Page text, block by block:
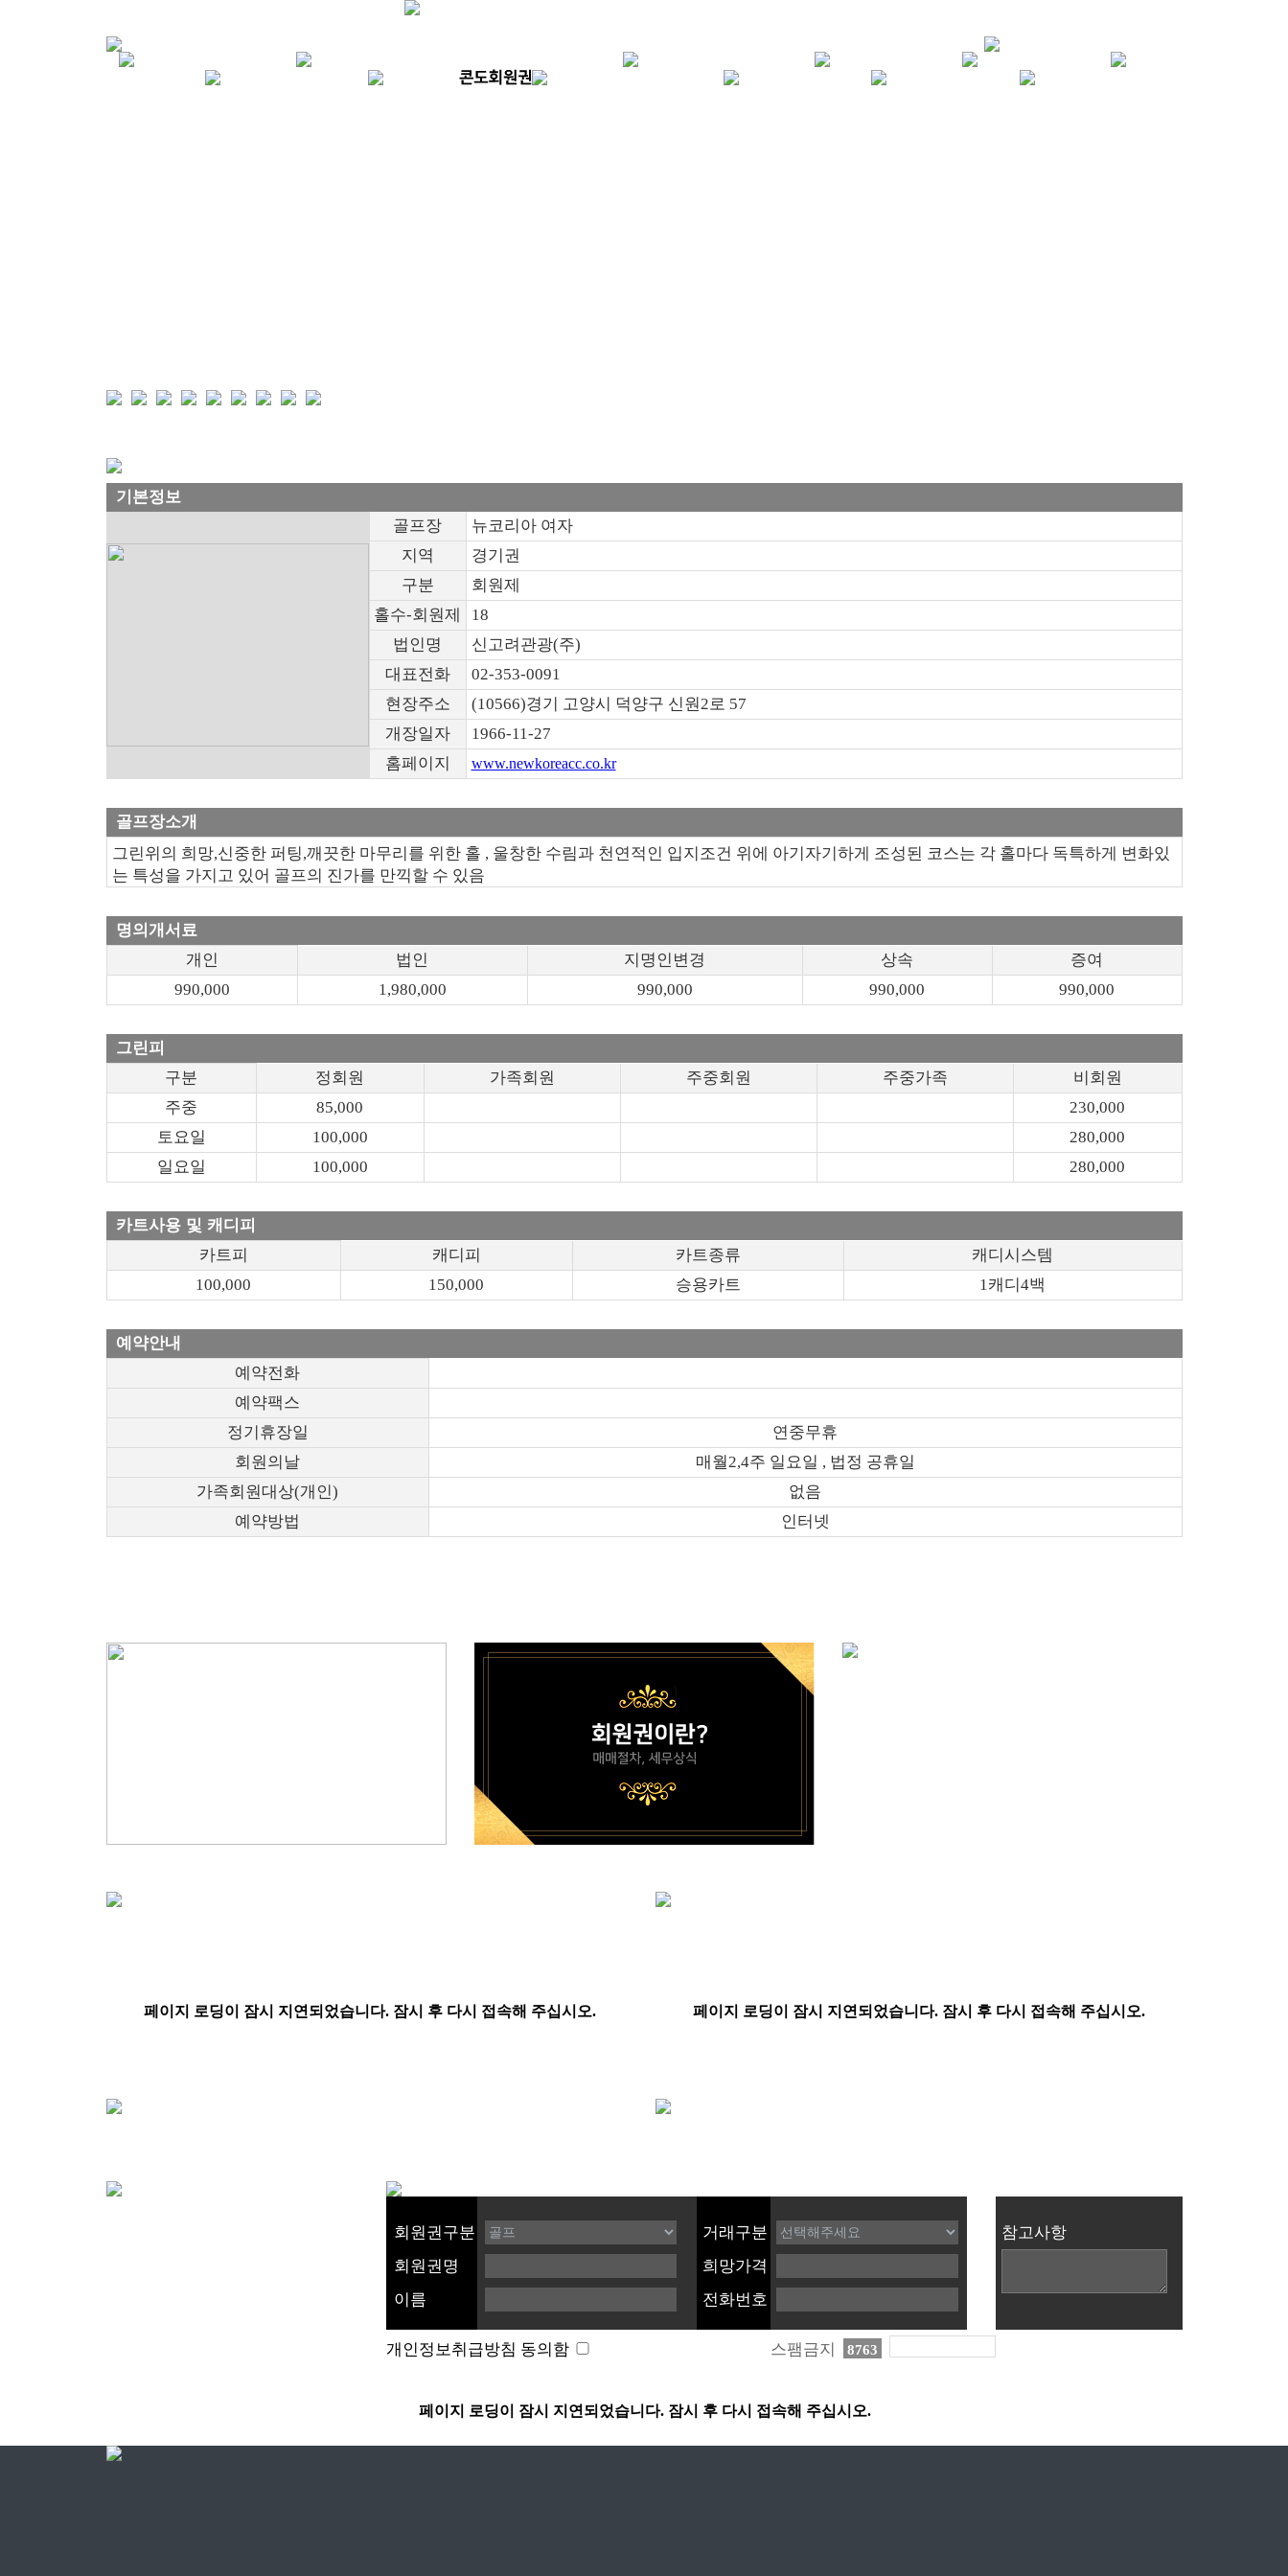
기본정보
골프장
뉴코리아 여자
지역
경기권
구분
회원제
홀수-회원제
18
법인명
신고려관광(주)
대표전화
02-353-0091
현장주소
(10566)경기 고양시 덕양구 신원2로 57
개장일자
1966-11-27
홈페이지
www.newkoreacc.co.kr
골프장소개
그린위의 희망,신중한 퍼팅,깨끗한 마무리를 위한 홀 , 울창한 수림과 천연적인 입지조건 위에 아기자기하게 조성된 코스는 각 홀마다 독특하게 변화있
는 특성을 가지고 있어 골프의 진가를 만끽할 수 있음
명의개서료
개인
법인 지명인변경 상속
증여
990,000
1,980,000 990,000 990,000 990,000
그린피
구분
정회원 가족회원 주중회원 주중가족
비회원
주중
85,000
230,000
토요일
100,000
280,000
일요일
100,000 280,000
카트사용 및 캐디피
카트피
캐디피 카트종류
캐디시스템
100,000
150,000 승용카트 1캐디4백
예약안내
예약전화
예약팩스
정기휴장일
연중무휴
회원의날
매월2,4주 일요일 , 법정 공휴일
가족회원대상(개인)
없음
예약방법
인터넷
회원권구분
회원권명
이름
거래구분
희망가격
전화번호
참고사항
개인정보취급방침 동의함 스팸금지 8763